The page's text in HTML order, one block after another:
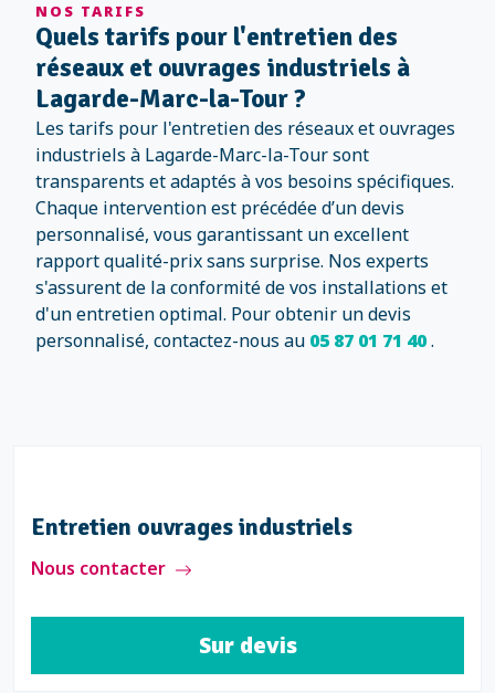
NOS TARIFS
Quels tarifs pour l'entretien des
réseaux et ouvrages industriels à
Lagarde-Marc-la-Tour ?
Les tarifs pour l'entretien des réseaux et ouvrages
industriels à Lagarde-Marc-la-Tour sont
transparents et adaptés à vos besoins spécifiques.
Chaque intervention est précédée d’un devis
personnalisé, vous garantissant un excellent
rapport qualité-prix sans surprise. Nos experts
s'assurent de la conformité de vos installations et
d'un entretien optimal. Pour obtenir un devis
personnalisé, contactez-nous au 05 87 01 71 40.
Entretien ouvrages industriels
Nous contacter
Sur devis